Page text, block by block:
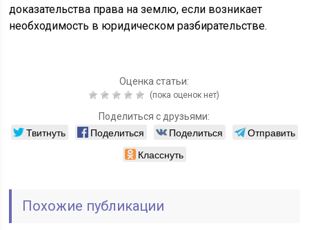
доказательства права на землю, если возникает
необходимость в юридическом разбирательстве.
Оценка статьи:
(пока оценок нет)
Поделиться с друзьями:
Твитнуть Поделиться Поделиться
Отправить
Класснуть
Похожие публикации